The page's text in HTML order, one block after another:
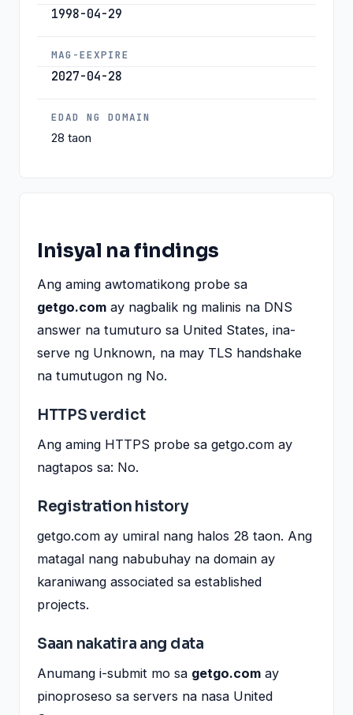
1998-04-29
MAG-EEXPIRE
2027-04-28
EDAD NG DOMAIN
28 taon
Inisyal na findings
Ang aming awtomatikong probe sa
getgo.com ay nagbalik ng malinis na DNS
answer na tumuturo sa United States, ina-
serve ng Unknown, na may TLS handshake
na tumutugon ng No.
HTTPS verdict
Ang aming HTTPS probe sa getgo.com ay
nagtapos sa: No.
Registration history
getgo.com ay umiral nang halos 28 taon. Ang
matagal nang nabubuhay na domain ay
karaniwang associated sa established
projects.
Saan nakatira ang data
Anumang i-submit mo sa getgo.com ay
pinoproseso sa servers na nasa United